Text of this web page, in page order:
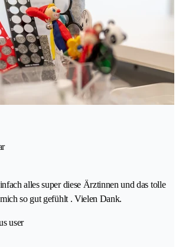
alles super diese Ärztinnen und das tolle
so gut gefühlt . Vielen Dank.
user